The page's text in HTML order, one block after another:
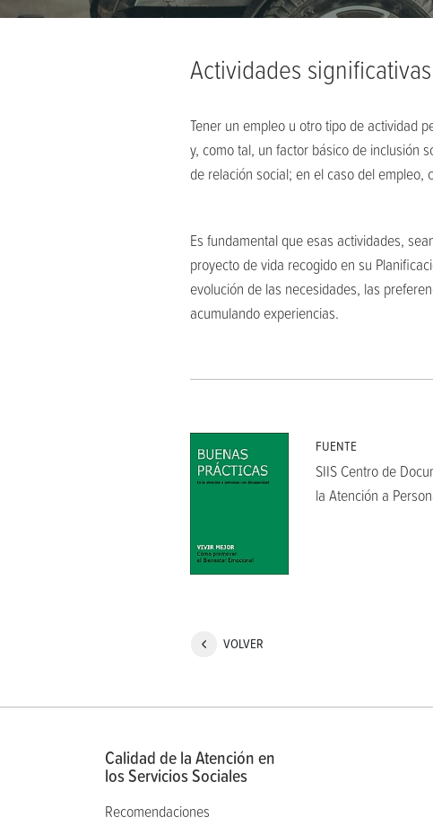
Actividades significativas
Tener un empleo u otro tipo de actividad
y, como tal, un factor básico de inclusión
de relación social; en el caso del
Es fundamental que esas actividades,
proyecto de vida recogido en su
evolución de las necesidades, las
acumulando experiencias.
FUENTE
SIIS Centro de
la Atención a
VOLVER
Calidad de la Atención en
los Servicios Sociales
Recomendaciones